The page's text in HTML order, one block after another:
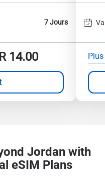
7 Jours
14.00
Jordan with
eSIM Plans